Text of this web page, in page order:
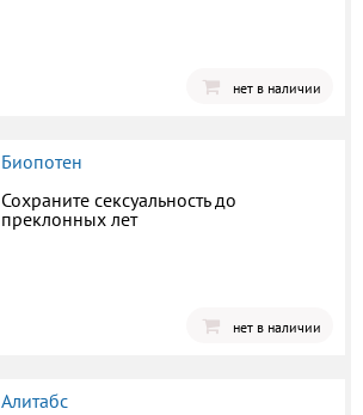
нет в наличии
Биопотен
Сохраните сексуальность до
преклонных лет
нет в наличии
Алитабс